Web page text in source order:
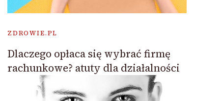
ZDROWIE.PL
Dlaczego opłaca się wybrać firmę
rachunkowe? atuty dla działalności